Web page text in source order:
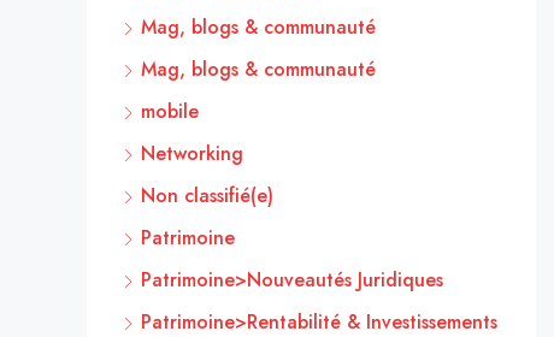
Mag, blogs & communauté
Mag, blogs & communauté
mobile
Networking
Non classifié(e)
Patrimoine
Patrimoine>Nouveautés Juridiques
Patrimoine>Rentabilité & Investissements